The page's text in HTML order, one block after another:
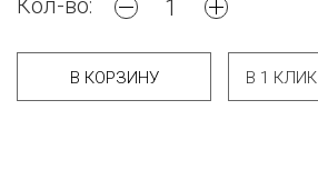
Кол-во:
В КОРЗИНУ В 1 КЛИК